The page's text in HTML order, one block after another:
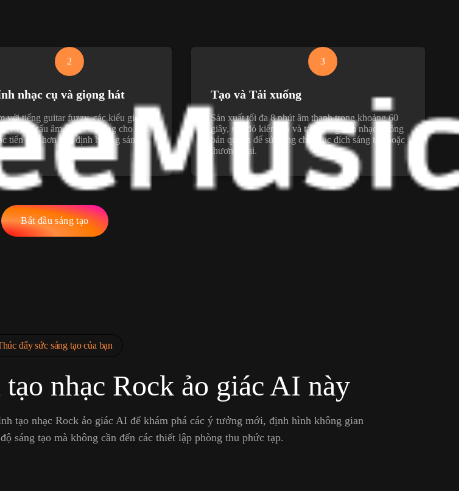
2
nhạc cụ và giọng hát
với tiếng guitar fuzzy, các kiểu giọng
và kết cấu âm thanh đa tầng cho đến
tiến gần hơn đến định hướng sáng
3
Tạo và Tải xuống
Sản xuất tối đa 8 phút âm thanh trong khoảng 60
giây, sau đó kiểm tra và tải xuống bản nhạc không
bản quyền để sử dụng cho mục đích sáng tạo hoặc
thương mại.
Bắt đầu sáng tạo
đẩy sức sáng tạo của bạn
nhạc Rock ảo giác AI này
tạo nhạc Rock ảo giác AI để khám phá các ý tưởng mới, định hình không gian
sáng tạo mà không cần đến các thiết lập phòng thu phức tạp.